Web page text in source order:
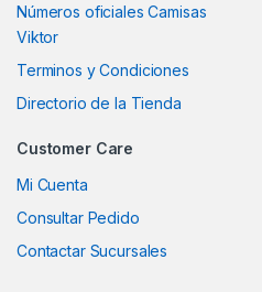
Números oficiales Camisas
Viktor
Terminos y Condiciones
Directorio de la Tienda
Customer Care
Mi Cuenta
Consultar Pedido
Contactar Sucursales